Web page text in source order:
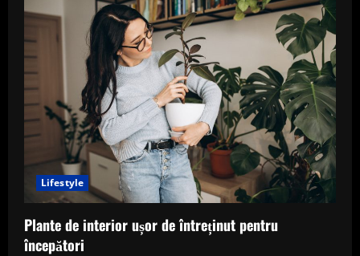
Lifestyle
Plante de interior ușor de întreținut pentru
începători